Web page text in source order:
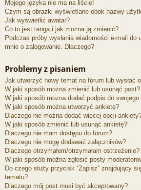
Mojego języka nie ma na liście!
Czym są obrazki wyświetlane obok nazwy
Jak wyświetlić awatar?
Co to jest ranga i jak można ją zmienić?
Podczas próby wysłania wiadomości e-mail do
mnie o zalogowanie. Dlaczego?
Problemy z pisaniem
Jak utworzyć nowy temat na forum lub wysłać
W jaki sposób można zmienić lub usunąć post?
W jaki sposób można dodać podpis do swojego
W jaki sposób można utworzyć ankietę?
Dlaczego nie można dodać więcej opcji
W jaki sposób zmienić lub usunąć ankietę?
Dlaczego nie mam dostępu do forum?
Dlaczego nie mogę dodawać załączników?
Dlaczego otrzymałem/otrzymałam ostrzeżenie?
W jaki sposób można zgłosić posty
Do czego służy przycisk “Zapisz” znajdujący
tematu?
Dlaczego mój post musi być akceptowany?